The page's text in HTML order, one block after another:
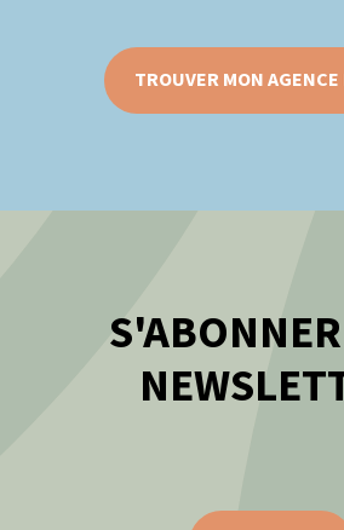
TROUVER MON AGENCE